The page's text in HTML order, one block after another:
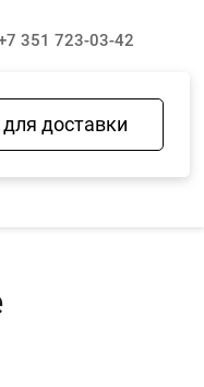
доставки
351 723-03-42
Корзина